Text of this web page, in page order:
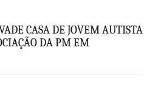
CASA DE JOVEM AUTISTA
DA PM EM